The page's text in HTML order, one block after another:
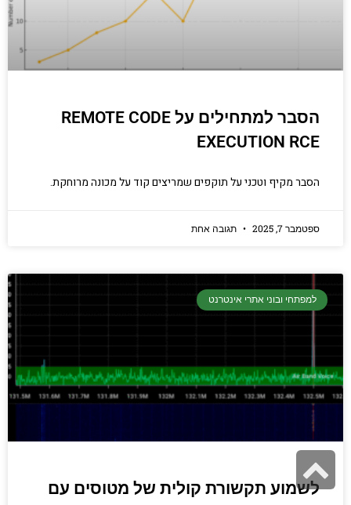
הסבר למתחילים על REMOTE CODE
EXECUTION RCE
הסבר מקיף וטכני על תוקפים שמריצים קוד על מכונה מרוחקת.
ספטמבר 7, 2025 תגובה אחת
למפתחי ובוני אתרי אינטרנט
לשמוע תקשורת קולית של מטוסים עם
גלילה
לראש